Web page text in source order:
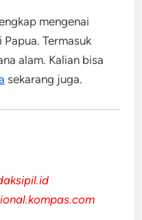
mengenai
Termasuk
alam. Kalian bisa
sekarang juga.